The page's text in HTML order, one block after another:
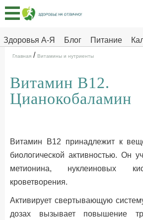
Здоровья А-Я Блог Питание
Здоровье на
Главная
Тесты
Про
ДЕТЯМ
Главная / Витамины и нутриенты
Витамин B12.
Цианокобаламин
Витамин В12 принадлежит к
биологической активностью. Он
метионина, нуклеиновых
кроветворения.
Активирует свертывающую
дозах вызывает повышение